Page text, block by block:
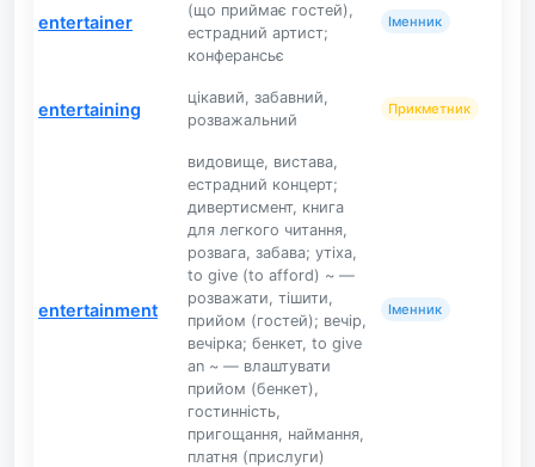
entertainer
(що приймає гостей),
естрадний артист;
конферансьє
Іменник
entertaining
цікавий, забавний,
розважальний
Прикметник
entertainment
видовище, вистава,
естрадний концерт;
дивертисмент, книга
для легкого читання,
розвага, забава; утіха,
to give (to afford) ~ —
розважати, тішити,
прийом (гостей); вечір,
вечірка; бенкет, to give
an ~ — влаштувати
прийом (бенкет),
гостинність,
пригощання, наймання,
платня (прислуги)
Іменник